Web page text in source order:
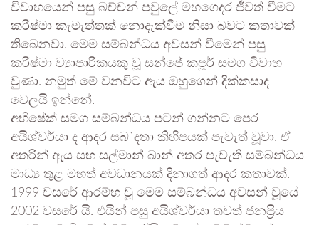
විවාහයෙන් පසු බච්චන් පවුලේ මහගෙදර ජීවත් වීමට
කරිෂ්මා කැමැත්තක් නොදැක්වීම නිසා බවට කතාවක්
තිබෙනවා. මෙම සම්බන්ධය අවසන් වීමෙන් පසු
කරිෂ්මා ව්‍යාපාරිකයකු වූ සන්ජේ කපූර් සමග විවාහ
වුණා. නමුත් මේ වනවිට ඇය ඔහුගෙන් දික්කසාද
වෙලයි ඉන්නේ.
අභිෂේක් සමග සම්බන්ධය පටන් ගන්නට පෙර
අයිශ්වර්යා ද ආදර සබ`ඳතා කිහිපයක් පැවැත් වූවා. ඒ
අතරින් ඇය සහ සල්මාන් ඛාන් අතර පැවැති සම්බන්ධය
මාධ්‍ය තුළ මහත් අවධානයක් දිනාගත් ආදර කතාවක්.
1999 වසරේ ආරම්භ වූ මෙම සම්බන්ධය අවසන් වූයේ
2002 වසරේ යි. එයින් පසු අයිශ්වර්යා තවත් ජනප්‍රිය